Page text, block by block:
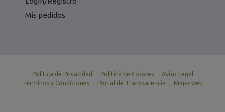
Mis pedidos
Política de Privacidad Política de Cookies
Aviso Legal
Términos y Condiciones
Portal de Transparencia Mapa web